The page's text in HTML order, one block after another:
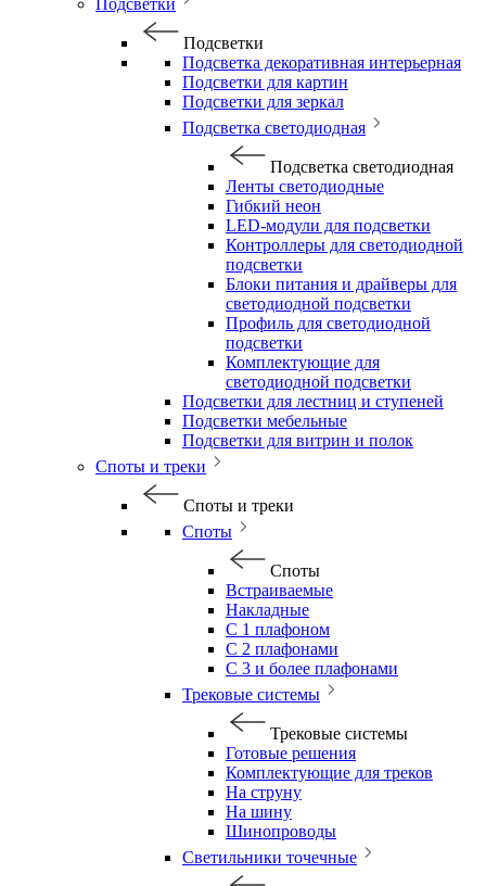
Подсветки
Подсветки
Подсветка декоративная интерьерная
Подсветки для картин
Подсветки для зеркал
Подсветка светодиодная
Подсветка светодиодная
Ленты светодиодные
Гибкий неон
LED-модули для подсветки
Контроллеры для светодиодной
подсветки
Блоки питания и драйверы для
светодиодной подсветки
Профиль для светодиодной
подсветки
Комплектующие для
светодиодной подсветки
Подсветки для лестниц и ступеней
Подсветки мебельные
Подсветки для витрин и полок
Споты и треки
Споты и треки
Споты
Споты
Встраиваемые
Накладные
С 1 плафоном
С 2 плафонами
С 3 и более плафонами
Трековые системы
Трековые системы
Готовые решения
Комплектующие для треков
На струну
На шину
Шинопроводы
Светильники точечные